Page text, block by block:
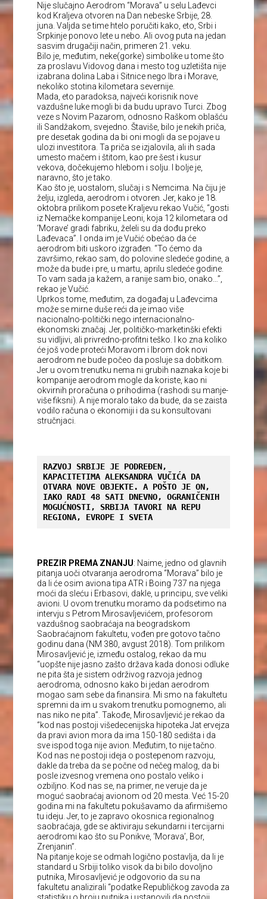
Nije slučajno Aerodrom “Morava” u selu Lađevci
kod Kraljeva otvoren na Dan nebeske Srbije, 28.
juna. Valjda se time htelo poručiti kako, eto, Srbi i
Srpkinje ponovo lete u nebo. Ali ovog puta na jedan
sasvim drugačiji način, primeren 21. veku.
Bilo je, međutim, neke(gorke) simbolike u tome što
za proslavu Vidovog dana i mesto tog uzletišta nije
izabrana dolina Laba i Sitnice nego Ibra i Morave,
nekoliko stotina kilometara severnije.
Mada, eto paradoksa, najveći korisnik nove
vazdušne luke mogli bi da budu upravo Turci. Zbog
veze s Novim Pazarom, odnosno Raškom oblašću
ili Sandžakom, svejedno. Štaviše, bilo je nekih priča,
pre desetak godina da bi oni mogli da se pojave u
ulozi investitora. Ta priča se izjalovila, ali ih sada
umesto mačem i štitom, kao pre šest i kusur
vekova, dočekujemo hlebom i solju. I bolje je,
naravno, što je tako.
Kao što je, uostalom, slučaj i s Nemcima. Na čiju je
želju, izgleda, aerodrom i otvoren. Jer, kako je 18.
oktobra prilikom posete Kraljevu rekao Vučić, “gosti
iz Nemačke kompanije Leoni, koja 12 kilometara od
‘Morave’ gradi fabriku, želeli su da dođu preko
Lađevaca”. I onda im je Vučić obećao da će
aerodrom biti uskoro izgrađen. “To ćemo da
završimo, rekao sam, do polovine sledeće godine, a
može da bude i pre, u martu, aprilu sledeće godine.
To vam sada ja kažem, a ranije sam bio, onako…”,
rekao je Vučić.
Uprkos tome, međutim, za događaj u Lađevcima
može se mirne duše reći da je imao više
nacionalno-politički nego internacionalno-
ekonomski značaj. Jer, političko-marketinški efekti
su vidljivi, ali privredno-profitni teško. I ko zna koliko
će još vode proteći Moravom i Ibrom dok novi
aerodrom ne bude počeo da posluje sa dobitkom.
Jer u ovom trenutku nema ni grubih naznaka koje bi
kompanije aerodrom mogle da koriste, kao ni
okvirnih proračuna o prihodima (rashodi su manje-
više fiksni). A nije moralo tako da bude, da se zaista
vodilo računa o ekonomiji i da su konsultovani
stručnjaci.
RAZVOJ SRBIJE JE PODREĐEN,
KAPACITETIMA ALEKSANDRA VUČIĆA DA
OTVARA NOVE OBJEKTE. A POŠTO JE ON,
IAKO RADI 48 SATI DNEVNO, OGRANIČENIH
MOGUĆNOSTI, SRBIJA TAVORI NA REPU
REGIONA, EVROPE I SVETA
PREZIR PREMA ZNANJU: Naime, jedno od glavnih
pitanja uoči otvaranja aerodroma “Morava” bilo je
da li će osim aviona tipa ATR i Boing 737 na njega
moći da sleću i Erbasovi, dakle, u principu, sve veliki
avioni. U ovom trenutku moramo da podsetimo na
intervju s Petrom Mirosavljevićem, profesorom
vazdušnog saobraćaja na beogradskom
Saobraćajnom fakultetu, vođen pre gotovo tačno
godinu dana (NM 380, avgust 2018). Tom prilikom
Mirosavljević je, između ostalog, rekao da mu
“uopšte nije jasno zašto država kada donosi odluke
ne pita šta je sistem održivog razvoja jednog
aerodroma, odnosno kako bi jedan aerodrom
mogao sam sebe da finansira. Mi smo na fakultetu
spremni da im u svakom trenutku pomognemo, ali
nas niko ne pita”. Takođe, Mirosavljević je rekao da
“kod nas postoji višedecenijska hipoteka Jat ervejza
da pravi avion mora da ima 150-180 sedišta i da
sve ispod toga nije avion. Međutim, to nije tačno.
Kod nas ne postoji ideja o postepenom razvoju,
dakle da treba da se počne od nečeg malog, da bi
posle izvesnog vremena ono postalo veliko i
ozbiljno. Kod nas se, na primer, ne veruje da je
moguć saobraćaj avionom od 20 mesta. Već 15-20
godina mi na fakultetu pokušavamo da afirmišemo
tu ideju. Jer, to je zapravo okosnica regionalnog
saobraćaja, gde se aktiviraju sekundarni i tercijarni
aerodromi kao što su Ponikve, ‘Morava’, Bor,
Zrenjanin”.
Na pitanje koje se odmah logično postavlja, da li je
standard u Srbiji toliko visok da bi bilo dovoljno
putnika, Mirosavljević je odgovorio da su na
fakultetu analizirali “podatke Republičkog zavoda za